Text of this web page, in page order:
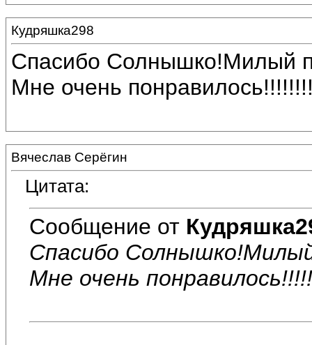
Кудряшка298
Спасибо Солнышко!Милый
Мне очень
Вячеслав Серёгин
Цитата:
Сообщение от
Спасибо
Мне очень